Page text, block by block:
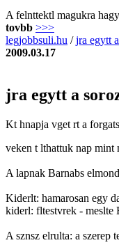
A felnttektl magukra
tovbb >>>
legjobbsuli.hu /jra egytt
2009.03.17
jra egytt a
Kt hnapja vget rt a
veken t lthattuk nap mint
A lapnak Barnabs
Kiderlt: hamarosan egy
kiderl: fltestvrek - meslte
A sznsz elrulta: a szerep